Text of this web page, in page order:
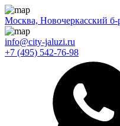
Москва, Новочеркасский б-
info@city-jaluzi.ru
+7 (495) 542-76-98